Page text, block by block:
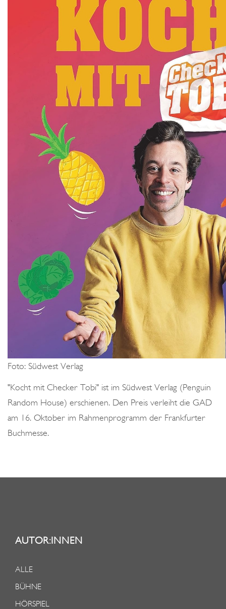
Foto: Südwest Verlag
"Kocht mit Checker Tobi" ist im Südwest Verlag (Penguin
Random House) erschienen. Den Preis verleiht die GAD
am 16. Oktober im Rahmenprogramm der Frankfurter
Buchmesse.
AUTOR:INNEN
ALLE
BÜHNE
HÖRSPIEL